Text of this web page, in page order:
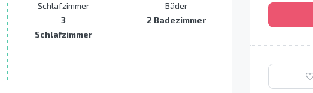
Schlafzimmer
3
Schlafzimmer
Bäder
2 Badezimmer